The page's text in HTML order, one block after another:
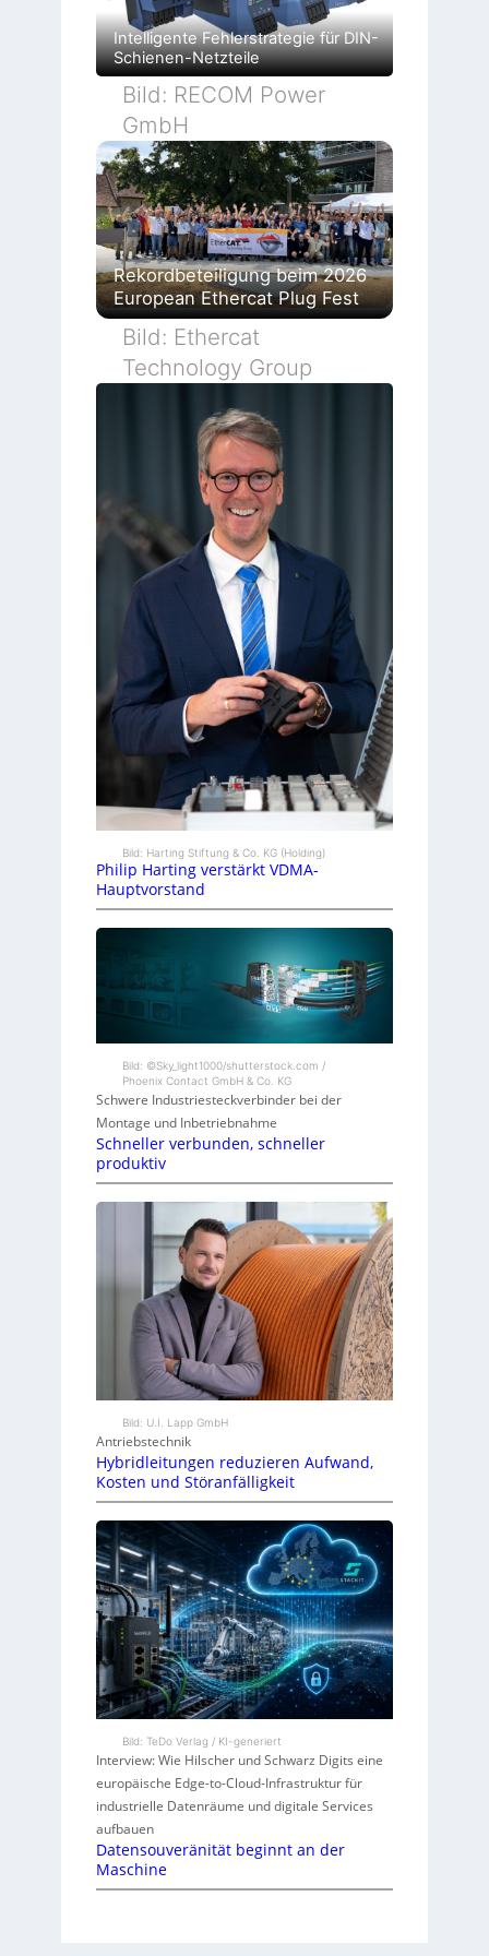
Intelligente Fehlerstrategie für DIN-
Schienen-Netzteile
Bild: RECOM Power
GmbH
Rekordbeteiligung beim 2026
European Ethercat Plug Fest
Bild: Ethercat
Technology Group
Bild: Harting Stiftung & Co. KG (Holding)
Philip Harting verstärkt VDMA-
Hauptvorstand
Bild: ©Sky_light1000/shutterstock.com /
Phoenix Contact GmbH & Co. KG
Schwere Industriesteckverbinder bei der
Montage und Inbetriebnahme
Schneller verbunden, schneller
produktiv
Bild: U.I. Lapp GmbH
Antriebstechnik
Hybridleitungen reduzieren Aufwand,
Kosten und Störanfälligkeit
Bild: TeDo Verlag / KI-generiert
Interview: Wie Hilscher und Schwarz Digits eine
europäische Edge-to-Cloud-Infrastruktur für
industrielle Datenräume und digitale Services
aufbauen
Datensouveränität beginnt an der
Maschine